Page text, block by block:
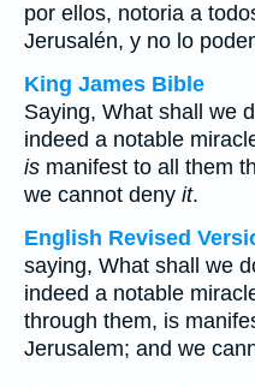
por ellos, notoria a
Jerusalén, y no lo
King James Bible
Saying, What shall we
indeed a notable
is manifest to all them
we cannot deny it.
English Revised
saying, What shall we
indeed a notable
through them, is
Jerusalem; and we